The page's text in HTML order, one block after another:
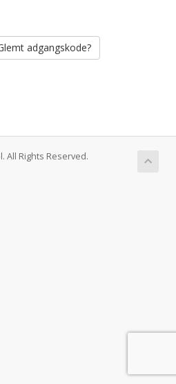
adgangskode?
All Rights Reserved.